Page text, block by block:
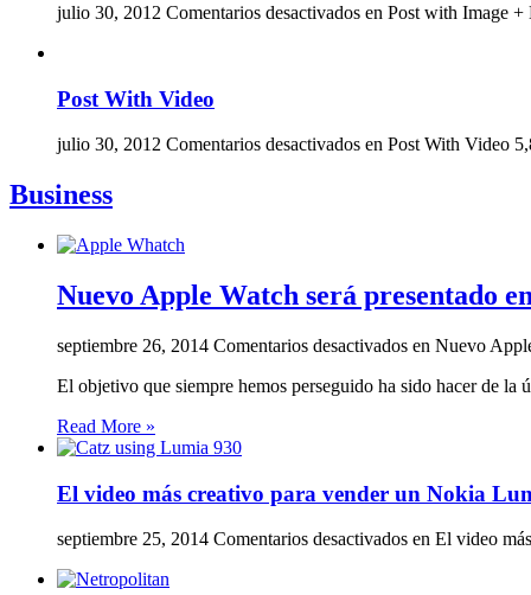
julio 30, 2012 Comentarios desactivados en Post with Image
Post With Video
julio 30, 2012 Comentarios desactivados en Post With Video
Business
Nuevo Apple Watch será presentado
septiembre 26, 2014 Comentarios desactivados en Nuevo
El objetivo que siempre hemos perseguido ha sido hacer de la
Read More »
El video más creativo para vender un Nokia
septiembre 25, 2014 Comentarios desactivados en El video